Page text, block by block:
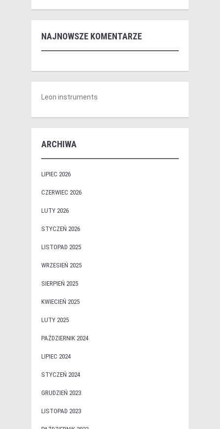
NAJNOWSZE KOMENTARZE
Leon instruments
ARCHIWA
LIPIEC 2026
CZERWIEC 2026
LUTY 2026
STYCZEŃ 2026
LISTOPAD 2025
WRZESIEŃ 2025
SIERPIEŃ 2025
KWIECIEŃ 2025
LUTY 2025
PAŹDZIERNIK 2024
LIPIEC 2024
STYCZEŃ 2024
GRUDZIEŃ 2023
LISTOPAD 2023